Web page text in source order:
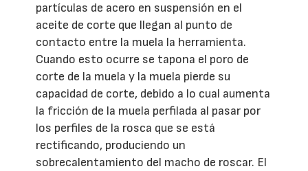
partículas de acero en suspensión en el
aceite de corte que llegan al punto de
contacto entre la muela la herramienta.
Cuando esto ocurre se tapona el poro de
corte de la muela y la muela pierde su
capacidad de corte, debido a lo cual aumenta
la fricción de la muela perfilada al pasar por
los perfiles de la rosca que se está
rectificando, produciendo un
sobrecalentamiento del macho de roscar. El